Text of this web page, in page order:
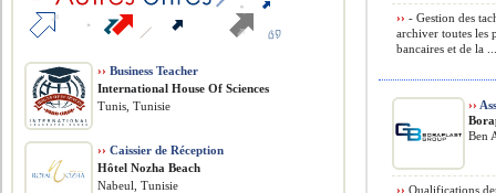
›› - Gestion des
archiver toutes les
bancaires et de la
››
Ben
›› Qualifications
›› Business Teacher
International House Of Sciences
Tunis, Tunisie
›› Caissier de Réception
Hôtel Nozha Beach
Nabeul, Tunisie